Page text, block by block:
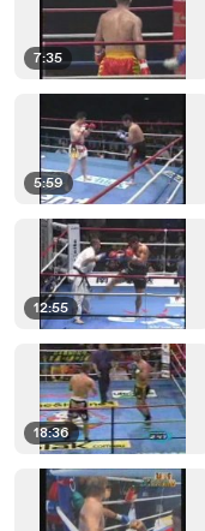
7:35
5:59
12:55
18:36